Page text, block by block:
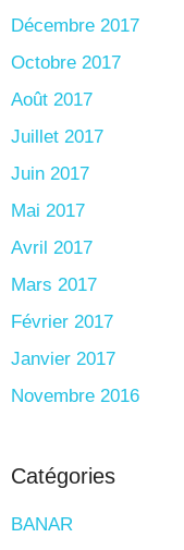
Décembre 2017
Octobre 2017
Août 2017
Juillet 2017
Juin 2017
Mai 2017
Avril 2017
Mars 2017
Février 2017
Janvier 2017
Novembre 2016
Catégories
BANAR